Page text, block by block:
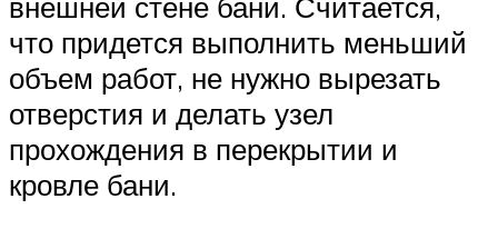
что придется выполнить меньший
объем работ, не нужно вырезать
отверстия и делать узел
прохождения в перекрытии и
кровле бани.